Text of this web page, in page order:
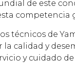
de este
competencia
técnicos de
calidad y
y cuidado